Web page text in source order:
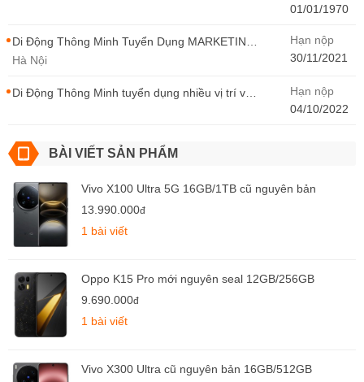
01/01/1970
Di Động Thông Minh Tuyển Dụng MARKETING
- CONTENT WIRITER
Hà Nội
Hạn nộp
30/11/2021
Di Động Thông Minh tuyển dụng nhiều vị trí với
Hạn nộp
04/10/2022
BÀI VIẾT SẢN PHẨM
Vivo X100 Ultra 5G 16GB/1TB cũ nguyên bản
13.990.000đ
1 bài viết
Oppo K15 Pro mới nguyên seal 12GB/256GB
9.690.000đ
1 bài viết
Vivo X300 Ultra cũ nguyên bản 16GB/512GB